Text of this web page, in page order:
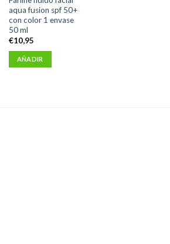
aqua fusion spf 50+
con color 1 envase
50 ml
€10,95
AÑADIR